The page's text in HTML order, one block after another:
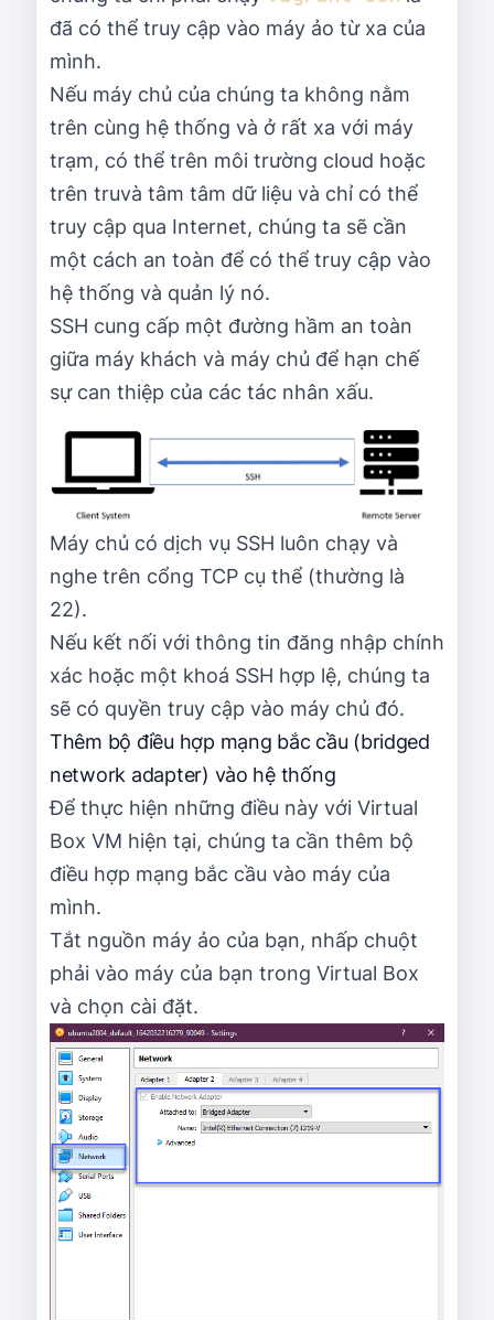
đã có thể truy cập vào máy ảo từ xa của
mình.
Nếu máy chủ của chúng ta không nằm
trên cùng hệ thống và ở rất xa với máy
trạm, có thể trên môi trường cloud hoặc
trên truvà tâm tâm dữ liệu và chỉ có thể
truy cập qua Internet, chúng ta sẽ cần
một cách an toàn để có thể truy cập vào
hệ thống và quản lý nó.
SSH cung cấp một đường hầm an toàn
giữa máy khách và máy chủ để hạn chế
sự can thiệp của các tác nhân xấu.
Máy chủ có dịch vụ SSH luôn chạy và
nghe trên cổng TCP cụ thể (thường là
22).
Nếu kết nối với thông tin đăng nhập chính
xác hoặc một khoá SSH hợp lệ, chúng ta
sẽ có quyền truy cập vào máy chủ đó.
Thêm bộ điều hợp mạng bắc cầu (bridged
network adapter) vào hệ thống
Để thực hiện những điều này với Virtual
Box VM hiện tại, chúng ta cần thêm bộ
điều hợp mạng bắc cầu vào máy của
mình.
Tắt nguồn máy ảo của bạn, nhấp chuột
phải vào máy của bạn trong Virtual Box
và chọn cài đặt.